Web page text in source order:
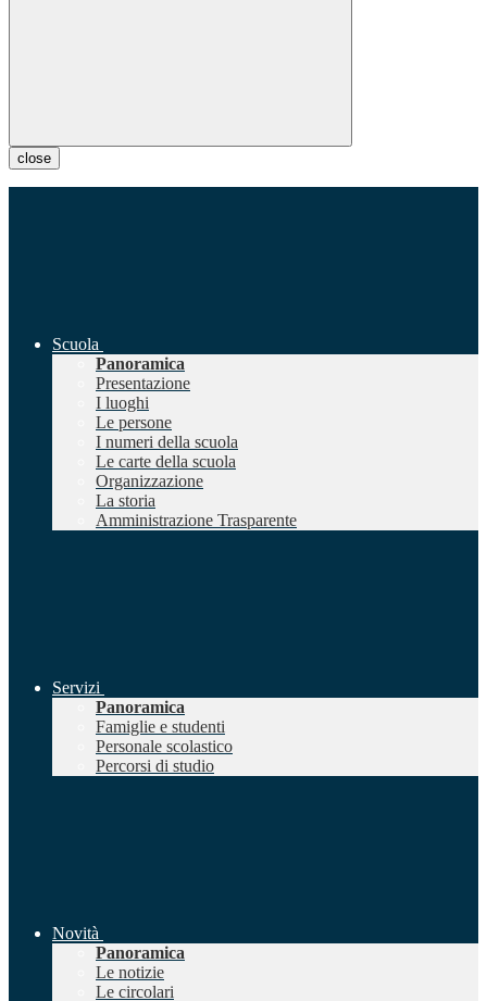
close
Scuola
Panoramica
Presentazione
I luoghi
Le persone
I numeri della scuola
Le carte della scuola
Organizzazione
La storia
Amministrazione Trasparente
Servizi
Panoramica
Famiglie e studenti
Personale scolastico
Percorsi di studio
Novità
Panoramica
Le notizie
Le circolari